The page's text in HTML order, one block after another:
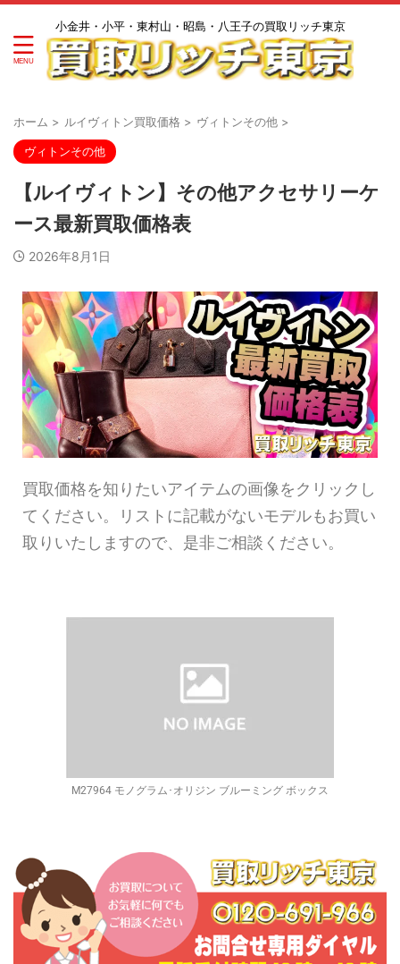
小金井・小平・東村山・昭島・八王子の買取リッチ東京
ホーム > ルイヴィトン買取価格 > ヴィトンその他 >
ヴィトンその他
【ルイヴィトン】その他アクセサリーケ
ース最新買取価格表
2026年8月1日
買取価格を知りたいアイテムの画像をクリックし
てください。リストに記載がないモデルもお買い
取りいたしますので、是非ご相談ください。
M27964 モノグラム･オリジン ブルーミング ボックス